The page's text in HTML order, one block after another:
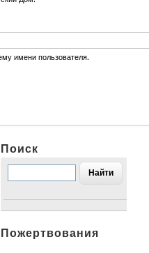
имени пользователя.
Поиск
Пожертвования